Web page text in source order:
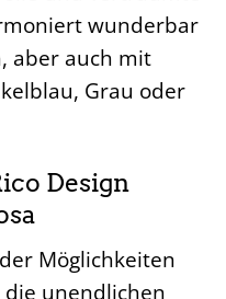
wunderbar
aber auch mit
Grau oder
Design
Möglichkeiten
unendlichen